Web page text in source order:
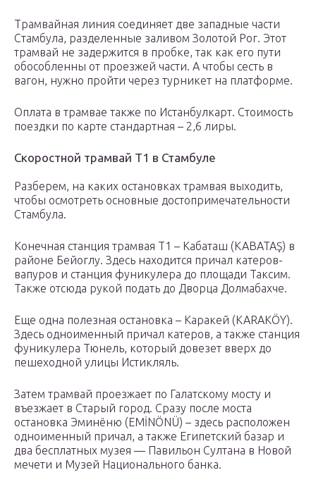
Трамвайная линия соединяет две западные части
Стамбула, разделенные заливом Золотой Рог. Этот
трамвай не задержится в пробке, так как его пути
обособленны от проезжей части. А чтобы сесть в
вагон, нужно пройти через турникет на платформе.
Оплата в трамвае также по Истанбулкарт. Стоимость
поездки по карте стандартная – 2,6 лиры.
Скоростной трамвай Т1 в Стамбуле
Разберем, на каких остановках трамвая выходить,
чтобы осмотреть основные достопримечательности
Стамбула.
Конечная станция трамвая Т1 – Кабаташ (KABATAŞ) в
районе Бейоглу. Здесь находится причал катеров-
вапуров и станция фуникулера до площади Таксим.
Также отсюда рукой подать до Дворца Долмабахче.
Еще одна полезная остановка – Каракей (KARAKÖY).
Здесь одноименный причал катеров, а также станция
фуникулера Тюнель, который довезет вверх до
пешеходной улицы Истикляль.
Затем трамвай проезжает по Галатскому мосту и
въезжает в Старый город. Сразу после моста
остановка Эминёню (EMİNÖNÜ) – здесь расположен
одноименный причал, а также Египетский базар и
два бесплатных музея — Павильон Султана в Новой
мечети и Музей Национального банка.